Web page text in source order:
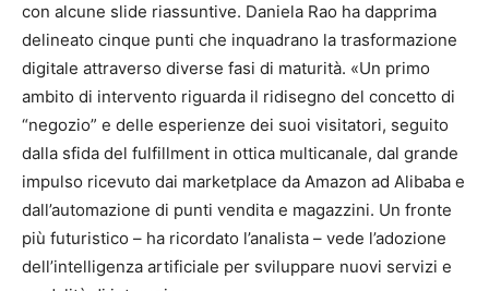
con alcune slide riassuntive. Daniela Rao ha dapprima
delineato cinque punti che inquadrano la trasformazione
digitale attraverso diverse fasi di maturità. «Un primo
ambito di intervento riguarda il ridisegno del concetto di
“negozio” e delle esperienze dei suoi visitatori, seguito
dalla sfida del fulfillment in ottica multicanale, dal grande
impulso ricevuto dai marketplace da Amazon ad Alibaba e
dall’automazione di punti vendita e magazzini. Un fronte
più futuristico – ha ricordato l’analista – vede l’adozione
dell’intelligenza artificiale per sviluppare nuovi servizi e